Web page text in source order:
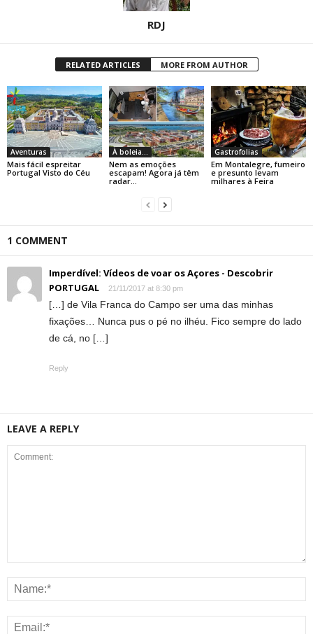
RDJ
RELATED ARTICLES MORE FROM AUTHOR
Aventuras
Mais fácil espreitar
Portugal Visto do Céu
À boleia...
Nem as emoções
escapam! Agora já têm
radar…
Gastrofolias
Em Montalegre, fumeiro
e presunto levam
milhares à Feira
1 COMMENT
Imperdível: Vídeos de voar os Açores - Descobrir
PORTUGAL
21/11/2017 at 8:30 pm
[…] de Vila Franca do Campo ser uma das minhas
fixações… Nunca pus o pé no ilhéu. Fico sempre do lado
de cá, no […]
Reply
LEAVE A REPLY